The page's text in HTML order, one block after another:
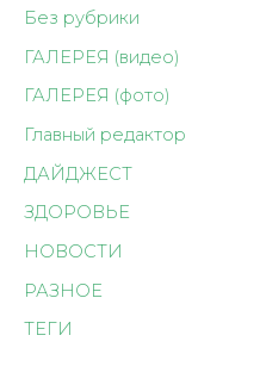
Без рубрики
ГАЛЕРЕЯ (видео)
ГАЛЕРЕЯ (фото)
Главный редактор
ДАЙДЖЕСТ
ЗДОРОВЬЕ
НОВОСТИ
РАЗНОЕ
ТЕГИ